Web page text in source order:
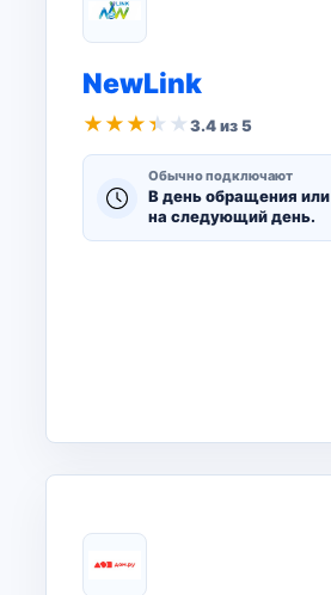
NewLink
★ ★ ★ ★ ★3.4 из 5
Обычно подключают
В день обращения или
на следующий день.